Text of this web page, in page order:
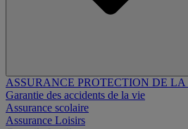
ASSURANCE PROTECTION DE
Garantie des accidents de la vie
Assurance scolaire
Assurance Loisirs